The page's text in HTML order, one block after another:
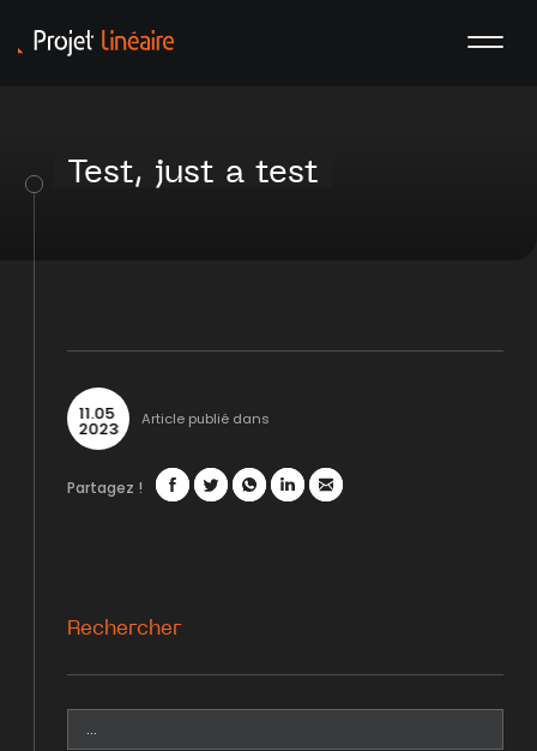
Test, just a test
11.05
2023 Article publié dans
Partagez !
Rechercher